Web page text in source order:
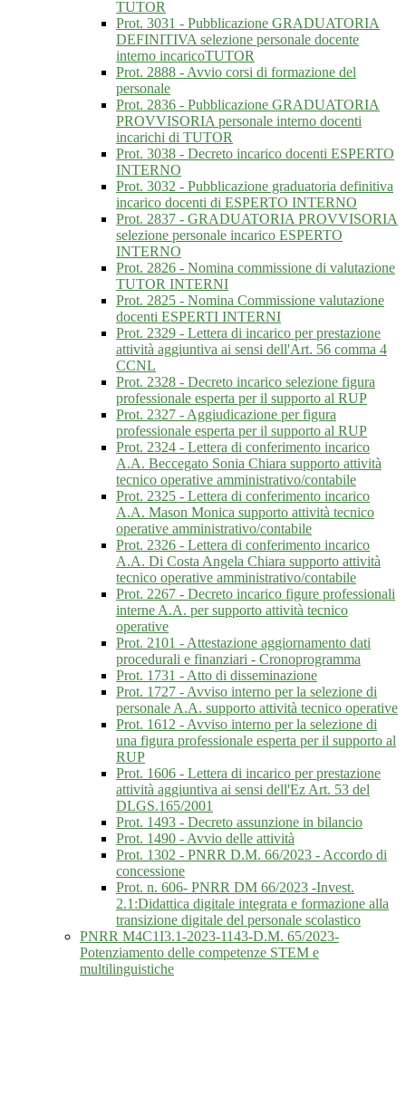
TUTOR
Prot. 3031 - Pubblicazione GRADUATORIA
DEFINITIVA selezione personale docente
interno incaricoTUTOR
Prot. 2888 - Avvio corsi di formazione del
personale
Prot. 2836 - Pubblicazione GRADUATORIA
PROVVISORIA personale interno docenti
incarichi di TUTOR
Prot. 3038 - Decreto incarico docenti ESPERTO
INTERNO
Prot. 3032 - Pubblicazione graduatoria definitiva
incarico docenti di ESPERTO INTERNO
Prot. 2837 - GRADUATORIA PROVVISORIA
selezione personale incarico ESPERTO
INTERNO
Prot. 2826 - Nomina commissione di valutazione
TUTOR INTERNI
Prot. 2825 - Nomina Commissione valutazione
docenti ESPERTI INTERNI
Prot. 2329 - Lettera di incarico per prestazione
attività aggiuntiva ai sensi dell'Art. 56 comma 4
CCNL
Prot. 2328 - Decreto incarico selezione figura
professionale esperta per il supporto al RUP
Prot. 2327 - Aggiudicazione per figura
professionale esperta per il supporto al RUP
Prot. 2324 - Lettera di conferimento incarico
A.A. Beccegato Sonia Chiara supporto attività
tecnico operative amministrativo/contabile
Prot. 2325 - Lettera di conferimento incarico
A.A. Mason Monica supporto attività tecnico
operative amministrativo/contabile
Prot. 2326 - Lettera di conferimento incarico
A.A. Di Costa Angela Chiara supporto attività
tecnico operative amministrativo/contabile
Prot. 2267 - Decreto incarico figure professionali
interne A.A. per supporto attività tecnico
operative
Prot. 2101 - Attestazione aggiornamento dati
procedurali e finanziari - Cronoprogramma
Prot. 1731 - Atto di disseminazione
Prot. 1727 - Avviso interno per la selezione di
personale A.A. supporto attività tecnico operative
Prot. 1612 - Avviso interno per la selezione di
una figura professionale esperta per il supporto al
RUP
Prot. 1606 - Lettera di incarico per prestazione
attività aggiuntiva ai sensi dell'Ez Art. 53 del
DLGS.165/2001
Prot. 1493 - Decreto assunzione in bilancio
Prot. 1490 - Avvio delle attività
Prot. 1302 - PNRR D.M. 66/2023 - Accordo di
concessione
Prot. n. 606- PNRR DM 66/2023 -Invest.
2.1:Didattica digitale integrata e formazione alla
transizione digitale del personale scolastico
PNRR M4C1I3.1-2023-1143-D.M. 65/2023-
Potenziamento delle competenze STEM e
multilinguistiche